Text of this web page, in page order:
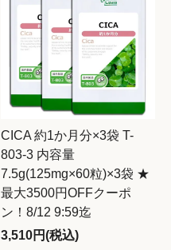
CICA 約1か月分×3袋 T-
803-3 内容量
7.5g(125mg×60粒)×3袋 ★
最大3500円OFFクーポ
ン！8/12 9:59迄
3,510円(税込)